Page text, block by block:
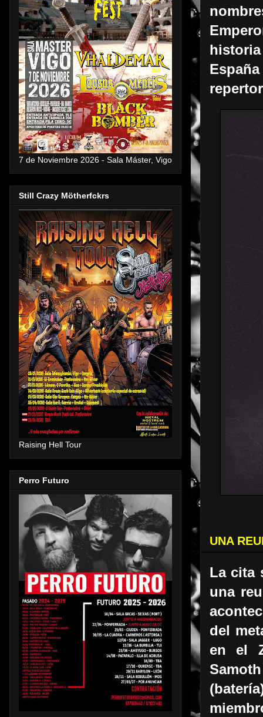
UNA
La cita
una
del
en el
7 de Noviembre 2026 - Sala Máster, Vigo
Still Crazy Mötherfckrs
Raising Hell Tour
Perro Futuro